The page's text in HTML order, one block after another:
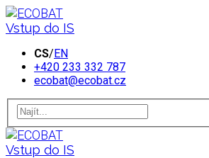
Vstup do IS
CS/EN
+420 233 332 787
ecobat@ecobat.cz
Vstup do IS